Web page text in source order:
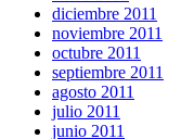
diciembre 2011
noviembre 2011
octubre 2011
septiembre 2011
agosto 2011
julio 2011
junio 2011